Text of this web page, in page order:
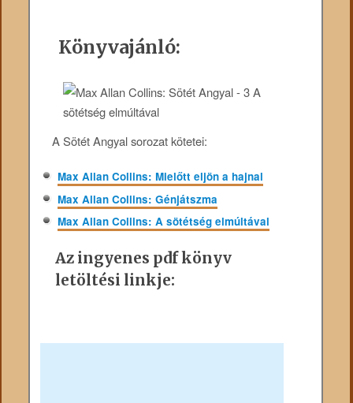
Könyvajánló:
A Sötét Angyal sorozat kötetei:
Max Allan Collins: Mielőtt eljön a hajnal
Max Allan Collins: Génjátszma
Max Allan Collins: A sötétség elmúltával
Az ingyenes pdf könyv
letöltési linkje: